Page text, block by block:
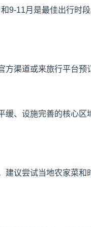
9-11月是最佳出行时
渠道或来旅行平台
缓、设施完善的核心
建议尝试当地农家菜